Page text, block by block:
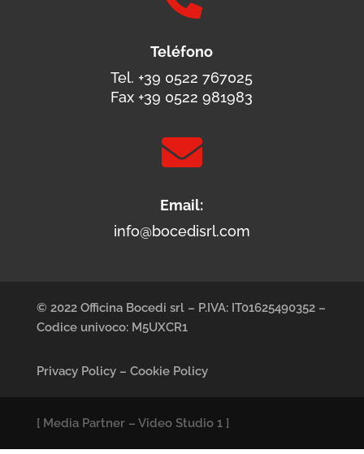
Teléfono
Tel. +39 0522 767025
Fax +39 0522 981983

Email:
info@bocedisrl.com
© 2022 Officina Bocedi srl – P.IVA: IT01625490352 –
Codice univoco: M5UXCR1
Privacy Policy– Cookie Policy
[ Media Partner– Video Studio 1]